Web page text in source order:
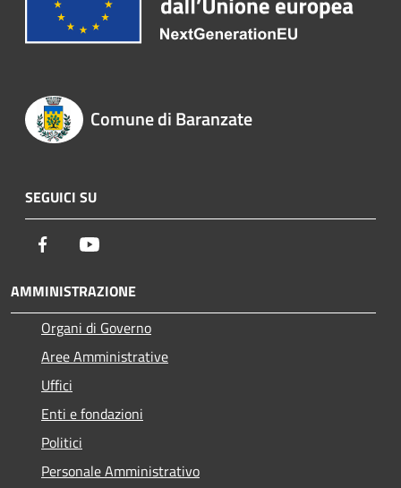
Comune di Baranzate
SEGUICI SU
Facebook
AMMINISTRAZIONE
Organi di Governo
Aree Amministrative
Uffici
Enti e fondazioni
Politici
Personale Amministrativo